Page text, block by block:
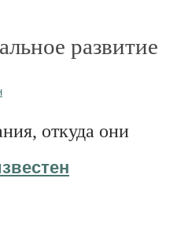
развитие
откуда они